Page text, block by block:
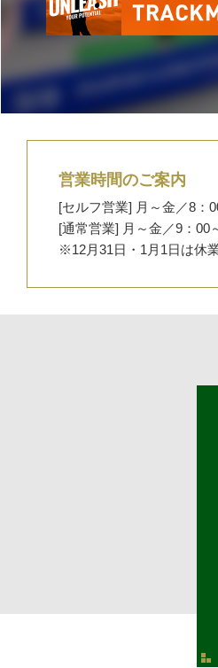
営業時間のご案内
[セルフ営業] 月～金／8：
[通常営業] 月～金／9：00
※12月31日・1月1日は休